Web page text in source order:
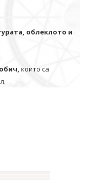
облеклото и
които са